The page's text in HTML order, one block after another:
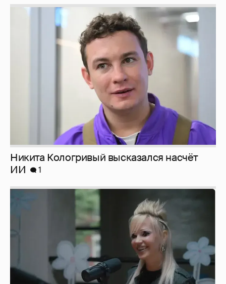
Никита Кологривый высказался насчёт
Певица Глюкоза рассказала о съёмках для
эротического журнала
3